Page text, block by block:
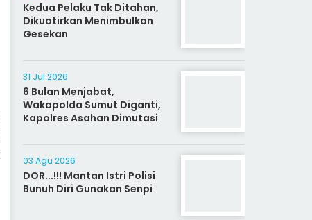
Kedua Pelaku Tak Ditahan,
Dikuatirkan Menimbulkan
Gesekan
31 Jul 2026
6 Bulan Menjabat,
Wakapolda Sumut Diganti,
Kapolres Asahan Dimutasi
03 Agu 2026
DOR...!!! Mantan Istri Polisi
Bunuh Diri Gunakan Senpi